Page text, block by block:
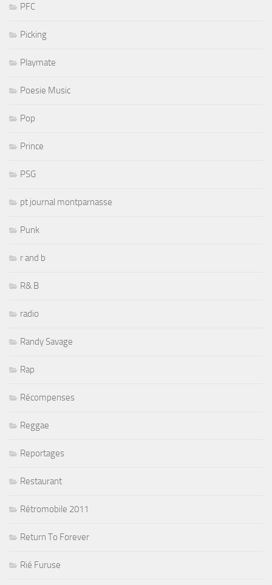
PFC
Picking
Playmate
Poesie Music
Pop
Prince
PSG
pt journal montparnasse
Punk
r and b
R& B
radio
Randy Savage
Rap
Récompenses
Reggae
Reportages
Restaurant
Rétromobile 2011
Return To Forever
Rié Furuse